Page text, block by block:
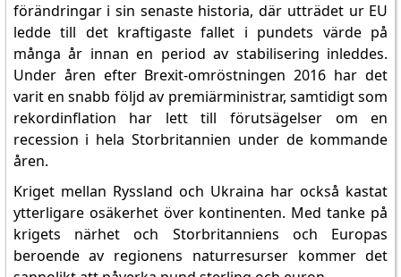
förändringar i sin senaste historia, där utträdet ur EU
ledde till det kraftigaste fallet i pundets värde på
många år innan en period av stabilisering inleddes.
Under åren efter Brexit-omröstningen 2016 har det
varit en snabb följd av premiärministrar, samtidigt som
rekordinflation har lett till förutsägelser om en
recession i hela Storbritannien under de kommande
åren.
Kriget mellan Ryssland och Ukraina har också kastat
ytterligare osäkerhet över kontinenten. Med tanke på
krigets närhet och Storbritanniens och Europas
beroende av regionens naturresurser kommer det